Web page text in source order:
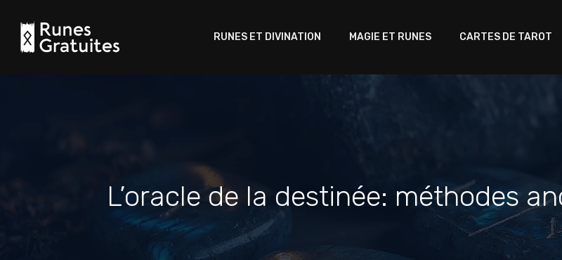
RUNES ET DIVINATION MAGIE ET RUNES CARTES DE TAROT
L’oracle de la destinée: méthodes